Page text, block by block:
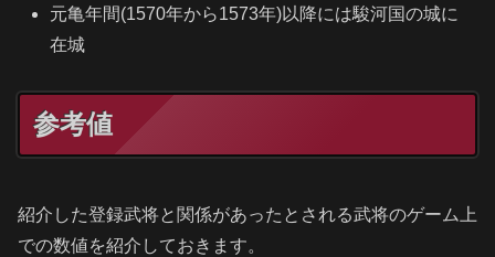
元亀年間(1570年から1573年)以降には駿河国の城に
在城
参考値
紹介した登録武将と関係があったとされる武将のゲーム上
での数値を紹介しておきます。